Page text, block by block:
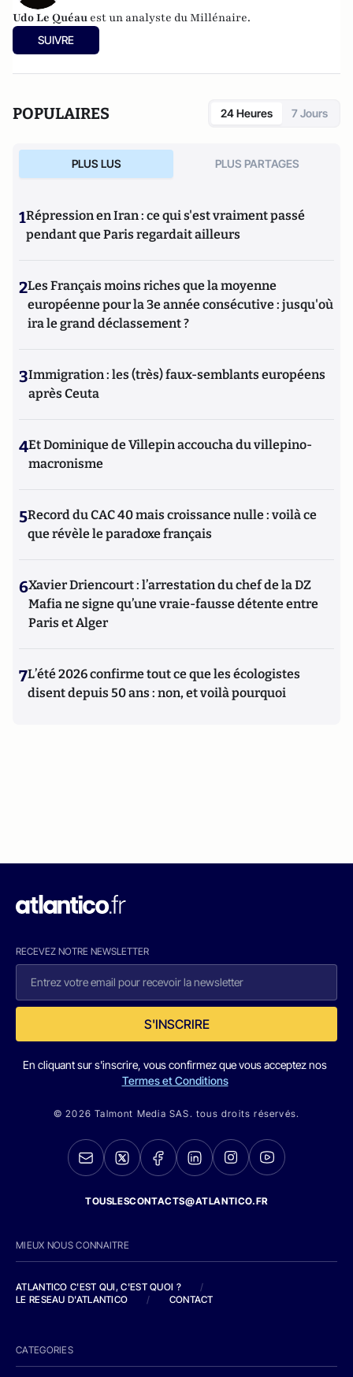
Udo Le Quéau est un analyste du Millénaire.
SUIVRE
POPULAIRES 24 Heures 7 Jours
PLUS LUS PLUS PARTAGES
1Répression en Iran : ce qui s'est vraiment passé
pendant que Paris regardait ailleurs
2Les Français moins riches que la moyenne
européenne pour la 3e année consécutive : jusqu'où
ira le grand déclassement ?
3Immigration : les (très) faux-semblants européens
après Ceuta
4Et Dominique de Villepin accoucha du villepino-
macronisme
5Record du CAC 40 mais croissance nulle : voilà ce
que révèle le paradoxe français
6Xavier Driencourt : l’arrestation du chef de la DZ
Mafia ne signe qu’une vraie-fausse détente entre
Paris et Alger
7L’été 2026 confirme tout ce que les écologistes
disent depuis 50 ans : non, et voilà pourquoi
RECEVEZ NOTRE NEWSLETTER
S'INSCRIRE
En cliquant sur s'inscrire, vous confirmez que vous acceptez nos
Termes et Conditions
© 2026 Talmont Media SAS. tous droits réservés.
TOUSLESCONTACTS@ATLANTICO.FR
MIEUX NOUS CONNAITRE
ATLANTICO C'EST QUI, C'EST QUOI ?
/
LE RESEAU D'ATLANTICO
/ CONTACT
CATEGORIES